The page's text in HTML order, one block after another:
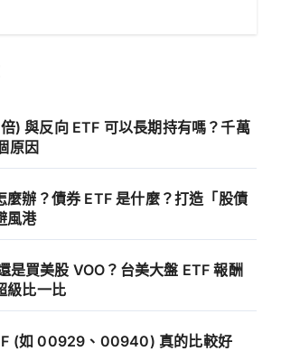
) 與反向 ETF 可以長期持有嗎？千萬
原因
麼辦？債券 ETF 是什麼？打造「股債
風港
是買美股 VOO？台美大盤 ETF 報酬
級比一比
(如 00929、00940) 真的比較好